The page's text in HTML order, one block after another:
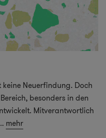
Neuerfindung. Doch
besonders in den
Mitverantwortlich
mehr